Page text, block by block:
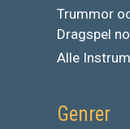
Trummor
Dragspel
Alle
Genrer